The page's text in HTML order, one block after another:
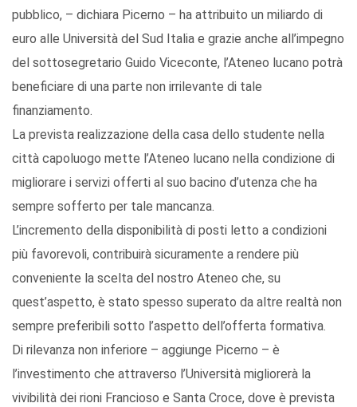
pubblico, – dichiara Picerno – ha attribuito un miliardo di
euro alle Università del Sud Italia e grazie anche all’impegno
del sottosegretario Guido Viceconte, l’Ateneo lucano potrà
beneficiare di una parte non irrilevante di tale
finanziamento.
La prevista realizzazione della casa dello studente nella
città capoluogo mette l’Ateneo lucano nella condizione di
migliorare i servizi offerti al suo bacino d’utenza che ha
sempre sofferto per tale mancanza.
L’incremento della disponibilità di posti letto a condizioni
più favorevoli, contribuirà sicuramente a rendere più
conveniente la scelta del nostro Ateneo che, su
quest’aspetto, è stato spesso superato da altre realtà non
sempre preferibili sotto l’aspetto dell’offerta formativa.
Di rilevanza non inferiore – aggiunge Picerno – è
l’investimento che attraverso l’Università migliorerà la
vivibilità dei rioni Francioso e Santa Croce, dove è prevista